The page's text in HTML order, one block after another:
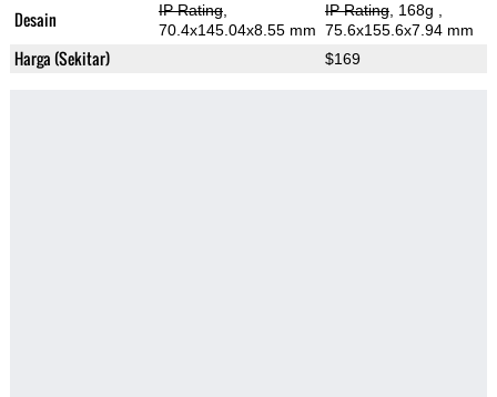
Desain IP Rating,
70.4x145.04x8.55 mm
IP Rating, 168g
75.6x155.6x7.94 mm
Harga (Sekitar) $169